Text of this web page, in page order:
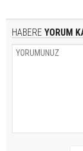
HABERE YORUM